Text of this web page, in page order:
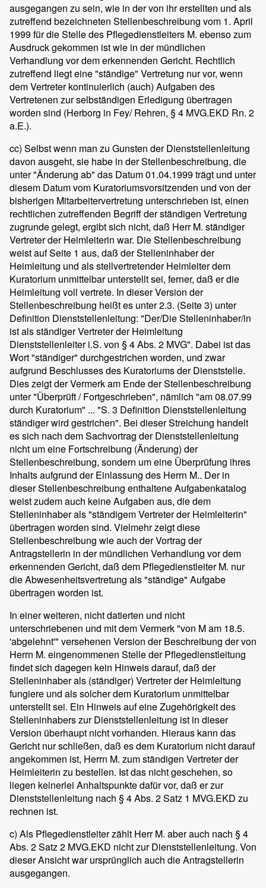
ausgegangen zu sein, wie in der von ihr erstellten und als
zutreffend bezeichneten Stellenbeschreibung vom 1. April
1999 für die Stelle des Pflegedienstleiters M. ebenso zum
Ausdruck gekommen ist wie in der mündlichen
Verhandlung vor dem erkennenden Gericht. Rechtlich
zutreffend liegt eine "ständige" Vertretung nur vor, wenn
dem Vertreter kontinuierlich (auch) Aufgaben des
Vertretenen zur selbständigen Erledigung übertragen
worden sind (Herborg in Fey/ Rehren, § 4 MVG.EKD Rn. 2
a.E.).
cc) Selbst wenn man zu Gunsten der Dienststellenleitung
davon ausgeht, sie habe in der Stellenbeschreibung, die
unter "Änderung ab" das Datum 01.04.1999 trägt und unter
diesem Datum vom Kuratoriumsvorsitzenden und von der
bisherigen Mitarbeitervertretung unterschrieben ist, einen
rechtlichen zutreffenden Begriff der ständigen Vertretung
zugrunde gelegt, ergibt sich nicht, daß Herr M. ständiger
Vertreter der Heimleiterin war. Die Stellenbeschreibung
weist auf Seite 1 aus, daß der Stelleninhaber der
Heimleitung und als stellvertretender Heimleiter dem
Kuratorium unmittelbar unterstellt sei, ferner, daß er die
Heimleitung voll vertrete. In dieser Version der
Stellenbeschreibung heißt es unter 2.3. (Seite 3) unter
Definition Dienststellenleitung: "Der/Die Stelleninhaber/in
ist als ständiger Vertreter der Heimleitung
Dienststellenleiter i.S. von § 4 Abs. 2 MVG". Dabei ist das
Wort "ständiger" durchgestrichen worden, und zwar
aufgrund Beschlusses des Kuratoriums der Dienststelle.
Dies zeigt der Vermerk am Ende der Stellenbeschreibung
unter "Überprüft / Fortgeschrieben", nämlich "am 08.07.99
durch Kuratorium" ... "S. 3 Definition Dienststellenleitung
ständiger wird gestrichen". Bei dieser Streichung handelt
es sich nach dem Sachvortrag der Dienststellenleitung
nicht um eine Fortschreibung (Änderung) der
Stellenbeschreibung, sondern um eine Überprüfung ihres
Inhalts aufgrund der Einlassung des Herrn M.. Der in
dieser Stellenbeschreibung enthaltene Aufgabenkatalog
weist zudem auch keine Aufgaben aus, die dem
Stelleninhaber als "ständigem Vertreter der Heimleiterin"
übertragen worden sind. Vielmehr zeigt diese
Stellenbeschreibung wie auch der Vortrag der
Antragstellerin in der mündlichen Verhandlung vor dem
erkennenden Gericht, daß dem Pflegedienstleiter M. nur
die Abwesenheitsvertretung als "ständige" Aufgabe
übertragen worden ist.
In einer weiteren, nicht datierten und nicht
unterschriebenen und mit dem Vermerk "von M am 18.5.
'abgelehnt'" versehenen Version der Beschreibung der von
Herrn M. eingenommenen Stelle der Pflegedienstleitung
findet sich dagegen kein Hinweis darauf, daß der
Stelleninhaber als (ständiger) Vertreter der Heimleitung
fungiere und als solcher dem Kuratorium unmittelbar
unterstellt sei. Ein Hinweis auf eine Zugehörigkeit des
Stelleninhabers zur Dienststellenleitung ist in dieser
Version überhaupt nicht vorhanden. Hieraus kann das
Gericht nur schließen, daß es dem Kuratorium nicht darauf
angekommen ist, Herrn M. zum ständigen Vertreter der
Heimleiterin zu bestellen. Ist das nicht geschehen, so
liegen keinerlei Anhaltspunkte dafür vor, daß er zur
Dienststellenleitung nach § 4 Abs. 2 Satz 1 MVG.EKD zu
rechnen ist.
c) Als Pflegedienstleiter zählt Herr M. aber auch nach § 4
Abs. 2 Satz 2 MVG.EKD nicht zur Dienststellenleitung. Von
dieser Ansicht war ursprünglich auch die Antragstellerin
ausgegangen.